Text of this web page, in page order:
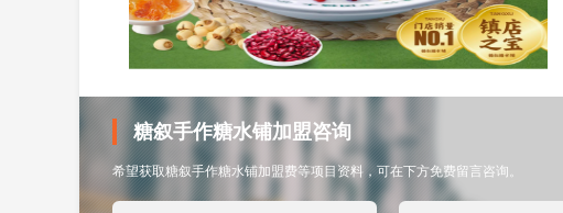
糖叙手作糖水铺加盟咨询
希望获取糖叙手作糖水铺加盟费等项目资料，可在下方免费留言咨询。